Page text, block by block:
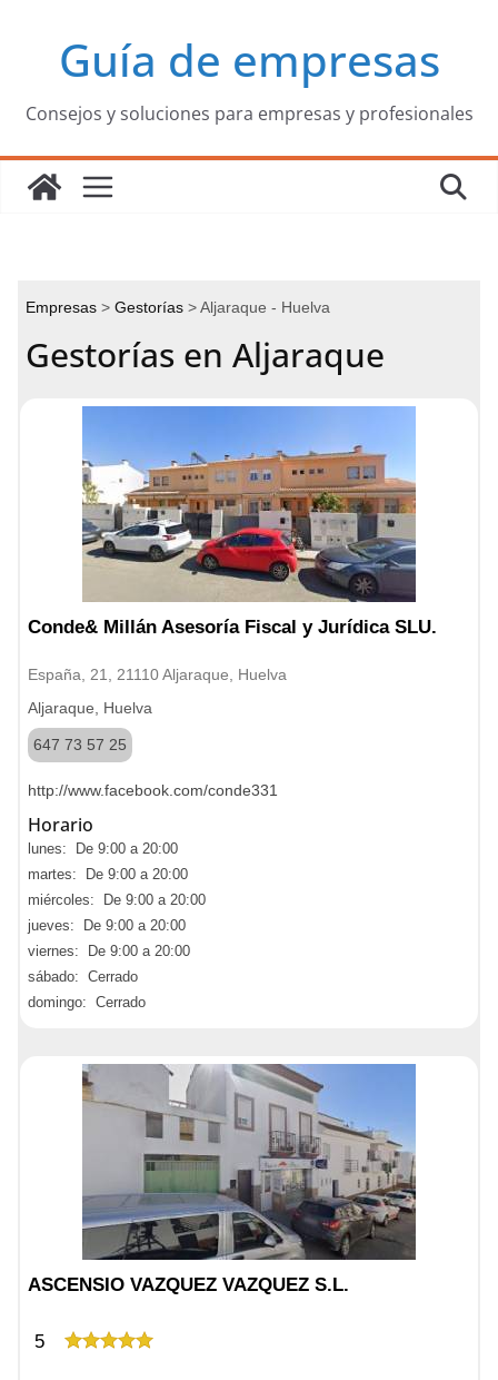
contenidoGuía de empresas
Consejos y soluciones para empresas y profesionales
Empresas Gestorías Aljaraque - Huelva
Gestorías en Aljaraque
Conde& Millán Asesoría Fiscal y Jurídica SLU.
España, 21, 21110 Aljaraque, Huelva
Aljaraque, Huelva
647 73 57 25
http://www.facebook.com/conde331
Horario
lunes: De 9:00 a 20:00
martes: De 9:00 a 20:00
miércoles: De 9:00 a 20:00
jueves: De 9:00 a 20:00
viernes: De 9:00 a 20:00
sábado: Cerrado
domingo: Cerrado
ASCENSIO VAZQUEZ VAZQUEZ S.L.
5